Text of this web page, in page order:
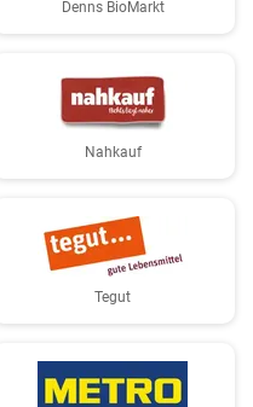
Denns BioMarkt
Nahkauf
Tegut